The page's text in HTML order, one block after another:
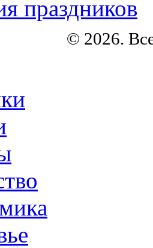
праздников
© 2026.